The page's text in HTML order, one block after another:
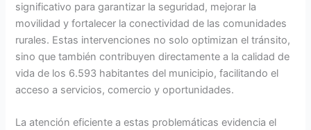
significativo para garantizar la seguridad, mejorar la
movilidad y fortalecer la conectividad de las comunidades
rurales. Estas intervenciones no solo optimizan el tránsito,
sino que también contribuyen directamente a la calidad de
vida de los 6.593 habitantes del municipio, facilitando el
acceso a servicios, comercio y oportunidades.
La atención eficiente a estas problemáticas evidencia el